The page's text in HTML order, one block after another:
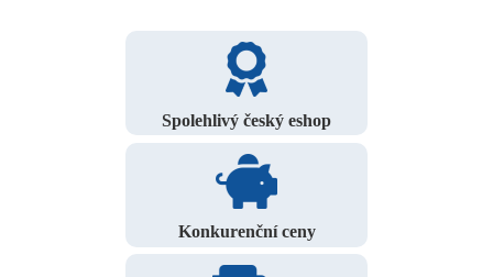
Spolehlivý český eshop
Konkurenční ceny